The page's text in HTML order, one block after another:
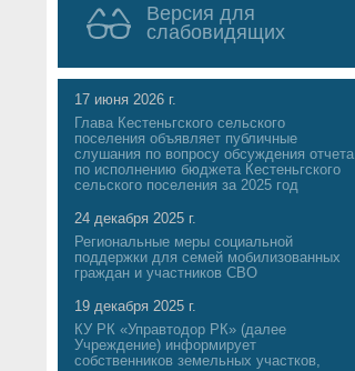
Версия для
слабовидящих
17 июня 2026 г.
Глава Кестеньгского сельского
поселения объявляет публичные
слушания по вопросу обсуждения отчета
по исполнению бюджета Кестеньгского
сельского поселения за 2025 год
24 декабря 2025 г.
Региональные меры социальной
поддержки для семей мобилизованных
граждан и участников СВО
19 декабря 2025 г.
КУ РК «Управтодор РК» (далее
Учреждение) информирует
собственников земельных участков,